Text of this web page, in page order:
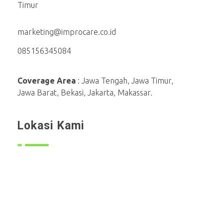
Timur
marketing@improcare.co.id
085156345084
Coverage Area : Jawa Tengah, Jawa Timur,
Jawa Barat, Bekasi, Jakarta, Makassar.
Lokasi Kami